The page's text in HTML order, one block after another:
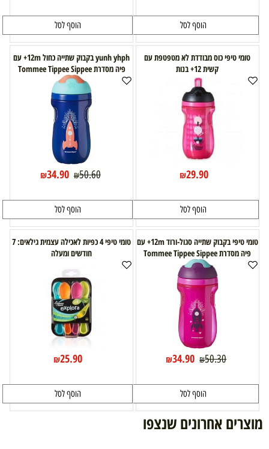
הוסף לסל הוסף לסל
טומי טיפי כוס מבודדת לא מטפטפת עם
קשית 12+ בנות
₪29.90
הוסף לסל
yunh yhph בקבוק שתייה כחול 12m+ עם
פיה מסדרת Tommee Tippee Sippee
₪50.60
₪34.90
הוסף לסל
טומי טיפי בקבוק שתייה סגול-ורוד 12m+ עם
פיה מסדרת Tommee Tippee Sippee
₪50.30
₪34.90
הוסף לסל
טומי טיפי 4 כפיות לאכילה עצמית גילאים: 7
חודשים ומעלה
₪25.90
הוסף לסל
מוצרים אחרונים שנצפו